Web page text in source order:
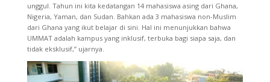
unggul. Tahun ini kita kedatangan 14 mahasiswa asing dari Ghana,
Nigeria, Yaman, dan Sudan. Bahkan ada 3 mahasiswa non-Muslim
dari Ghana yang ikut belajar di sini. Hal ini menunjukkan bahwa
UMMAT adalah kampus yang inklusif, terbuka bagi siapa saja, dan
tidak eksklusif,” ujarnya.